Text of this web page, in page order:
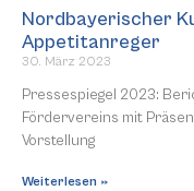
Nordbayerischer
Appetitanreger
30. März 2023
Pressespiegel 2023:
Fördervereins mit
Vorstellung
Weiterlesen »